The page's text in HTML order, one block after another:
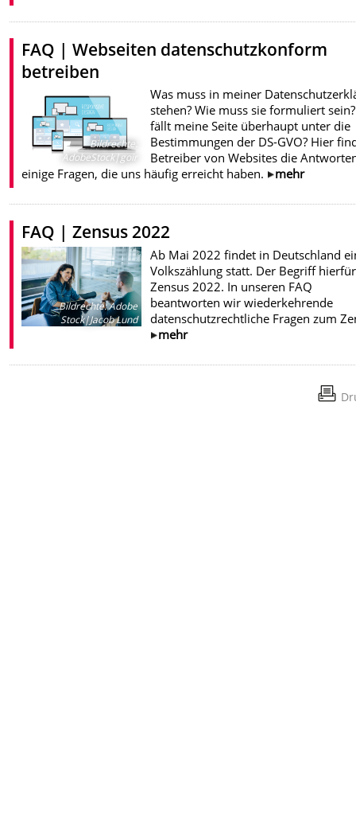
FAQ | Webseiten datenschutzkonform
betreiben
Bildrechte
AdobeStock|goir
Was muss in meiner
stehen? Wie muss sie formuliert
fällt meine Seite überhaupt unter die
Bestimmungen der DS-GVO? Hier
Betreiber von Websites die
einige Fragen, die uns häufig erreicht haben.
mehr
FAQ | Zensus 2022
Bildrechte:Adobe
Stock|Jacob Lund
Ab Mai 2022 findet in Deutschland
Volkszählung statt. Der Begriff
Zensus 2022. In unseren FAQ
beantworten wir wiederkehrende
datenschutzrechtliche Fragen zum
mehr